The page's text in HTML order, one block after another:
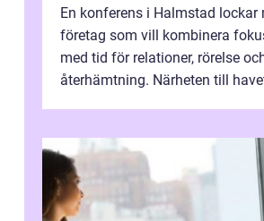
En konferens i Halmstad lockar
företag som vill kombinera
med tid för relationer, rörelse
återhämtning. Närheten till